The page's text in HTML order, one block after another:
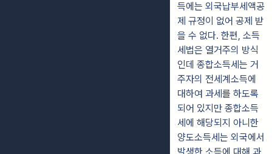
득에는 외국납부세액공
제 규정이 없어 공제 받
을 수 없다. 한편, 소득
세법은 열거주의 방식
인데 종합소득세는 거
주자의 전세계소득에
대하여 과세를 하도록
되어 있지만 종합소득
세에 해당되지 아니한
양도소득세는 외국에서